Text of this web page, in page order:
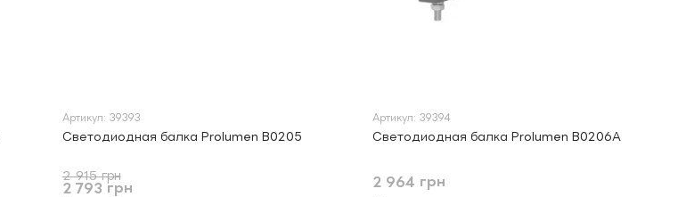
Артикул: 39393
Светодиодная балка Prolumen B0205
2 915 грн
2 793 грн
Артикул: 39394
Светодиодная балка Prolumen B0206A
2 964 грн